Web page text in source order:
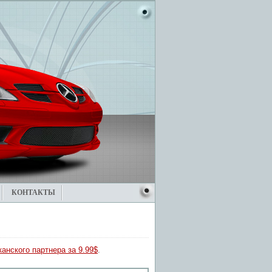
КОНТАКТЫ
партнера за 9.99$.